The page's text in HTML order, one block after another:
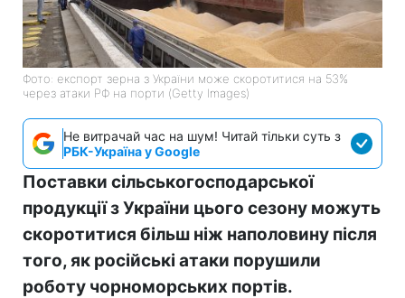
Фото: експорт зерна з України може скоротитися на 53%
через атаки РФ на порти (Getty Images)
Не витрачай час на шум! Читай тільки суть з
РБК-Україна у Google
Поставки сільськогосподарської
продукції з України цього сезону можуть
скоротитися більш ніж наполовину після
того, як російські атаки порушили
роботу чорноморських портів.